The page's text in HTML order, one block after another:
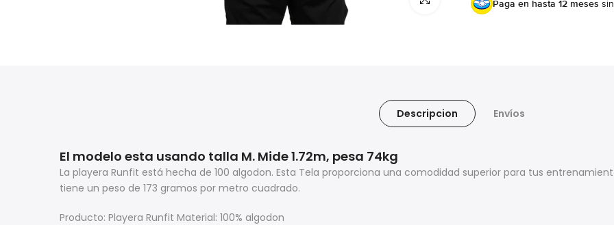
Paga en hasta 12 meses
Descripcion Envíos
El modelo esta usando talla M. Mide 1.72m, pesa 74kg
La playera Runfit está hecha de 100 algodon. Esta Tela proporciona una comodidad superior para tus
tiene un peso de 173 gramos por metro cuadrado.
Producto: Playera Runfit Material: 100% algodon